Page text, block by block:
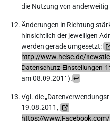
die Nutzung von
Änderungen in Richtung
hinsichtlich der jeweiligen
werden gerade umgesetzt:
http://www.heise.de/
Datenschutz-Einstellungen-
am 08.09.2011).↩︎
Vgl. die
19.08.2011,
https://